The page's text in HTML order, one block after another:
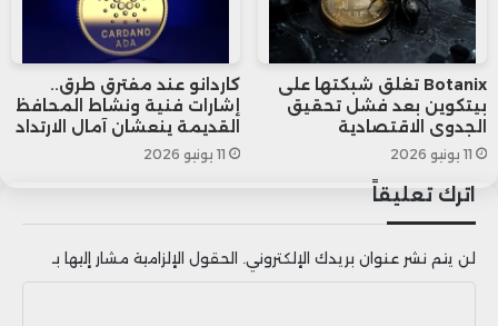
وتصريحات شيرمان أثارت موجة من الجدل، في
ظل التوترات المتصاعدة بين واشنطن ومنصة
تيك توك التي تواجه اتهامات متكررة بخصوص
الأمن القومي والعلاقات المحتملة مع
الحكومة الصينية.
Botanix تغلق شبكتها على
بيتكوين بعد فشل تحقيق
الجدوى الاقتصادية
11 يونيو 2026
كاردانو عند مفترق طرق..
إشارات فنية ونشاط المحافظ
القديمة ينعشان آمال الارتداد
11 يونيو 2026
اترك تعليقاً
لن يتم نشر عنوان بريدك الإلكتروني. الحقول الإلزامية مشار إليها بـ